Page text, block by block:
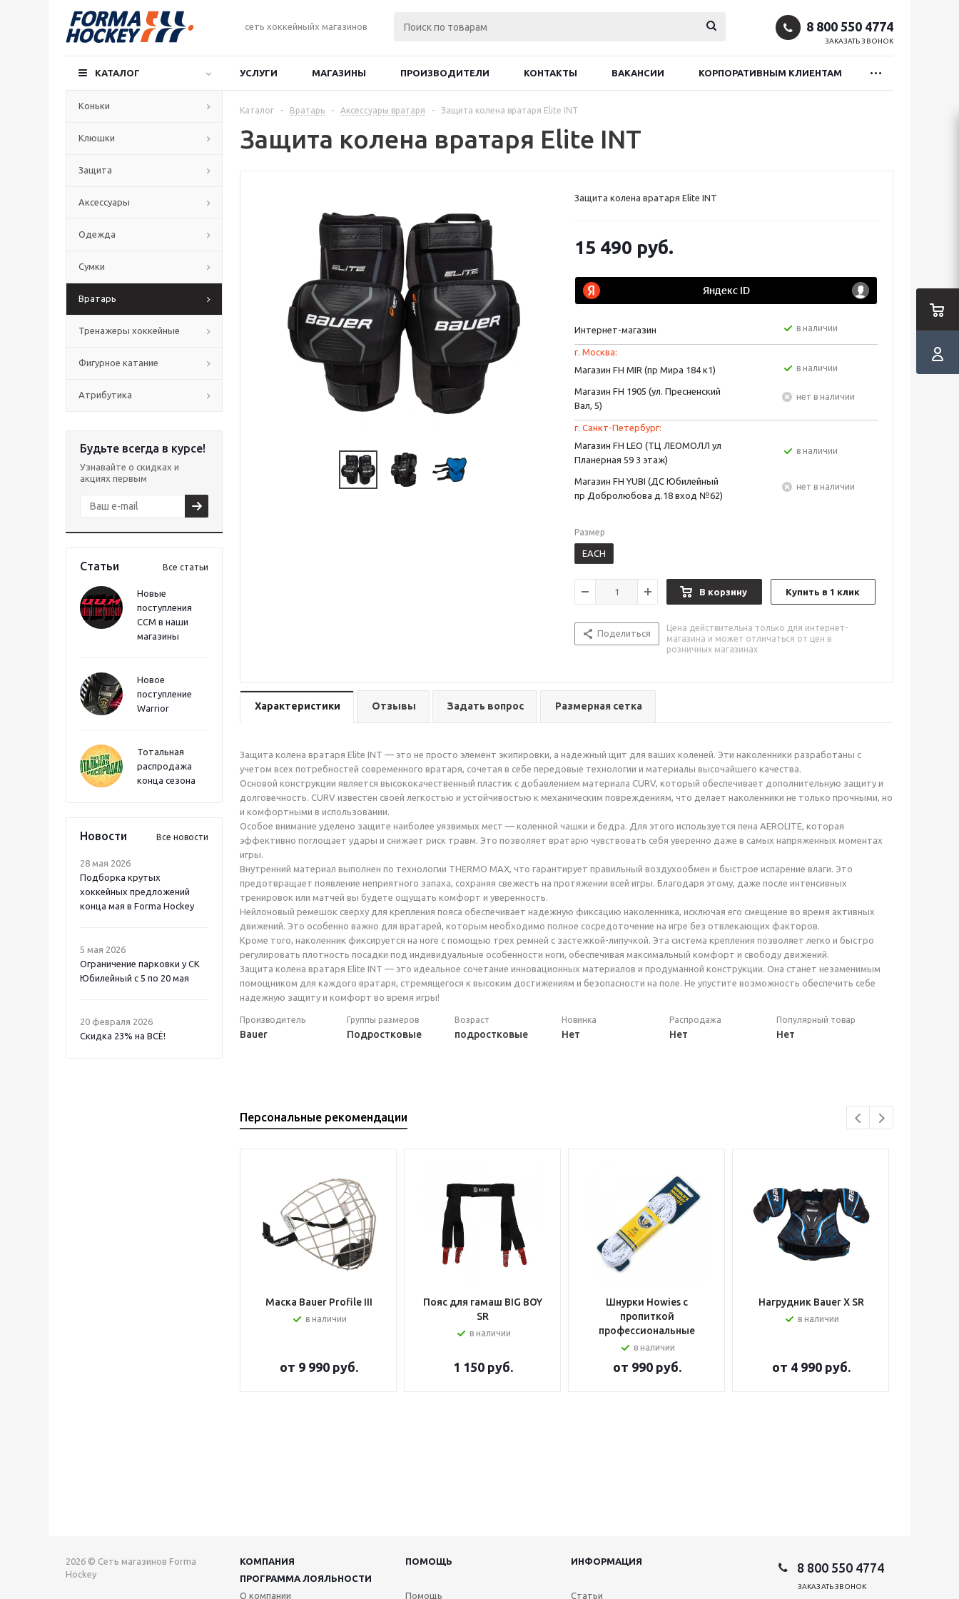
сеть хоккейныйх магазинов 8 800 550 4774
ЗАКАЗАТЬ ЗВОНОК
КАТАЛОГ УСЛУГИ МАГАЗИНЫ ПРОИЗВОДИТЕЛИ КОНТАКТЫ ВАКАНСИИ КОРПОРАТИВНЫМ КЛИЕНТАМ
Коньки
Клюшки
Защита
Аксессуары
Одежда
Сумки
Вратарь
Тренажеры хоккейные
Фигурное катание
Атрибутика
Будьте всегда в курсе!
Узнавайте о скидках и
акциях первым
Статьи Все статьи
Новые
поступления
CCM в наши
магазины
Новое
поступление
Warrior
Тотальная
распродажа
конца сезона
Новости Все новости
28 мая 2026
Подборка крутых
хоккейных предложений
конца мая в Forma Hockey
5 мая 2026
Ограничение парковки у СК
Юбилейный с 5 по 20 мая
20 февраля 2026
Скидка 23% на ВСË!
Каталог - Вратарь - Аксессуары вратаря - Защита колена вратаря Elite INT
Защита колена вратаря Elite INT
Защита колена вратаря Elite INT
15 490 руб.
Интернет-магазин в наличии
г. Москва:
Магазин FH MIR (пр Мира 184 к1)
в наличии
Магазин FH 1905 (ул. Пресненский
Вал, 5)
Нет в наличии
г. Санкт-Петербург:
Магазин FH LEO (ТЦ ЛЕОМОЛЛ ул
Планерная 59 3 этаж)
в наличии
Магазин FH YUBI (ДС Юбилейный
пр Добролюбова д.18 вход №62)
Нет в наличии
Размер
EACH
В корзину Купить в 1 клик
Поделиться
Цена действительна только для интернет-
магазина и может отличаться от цен в
розничных магазинах
Характеристики Отзывы Задать вопрос Размерная сетка
Защита колена вратаря Elite INT — это не просто элемент экипировки, а надежный щит для ваших коленей. Эти наколенники разработаны с
учетом всех потребностей современного вратаря, сочетая в себе передовые технологии и материалы высочайшего качества.
Основой конструкции является высококачественный пластик с добавлением материала CURV, который обеспечивает дополнительную защиту и
долговечность. CURV известен своей легкостью и устойчивостью к механическим повреждениям, что делает наколенники не только прочными, но
и комфортными в использовании.
Особое внимание уделено защите наиболее уязвимых мест — коленной чашки и бедра. Для этого используется пена AEROLITE, которая
эффективно поглощает удары и снижает риск травм. Это позволяет вратарю чувствовать себя уверенно даже в самых напряженных моментах
игры.
Внутренний материал выполнен по технологии THERMO MAX, что гарантирует правильный воздухообмен и быстрое испарение влаги. Это
предотвращает появление неприятного запаха, сохраняя свежесть на протяжении всей игры. Благодаря этому, даже после интенсивных
тренировок или матчей вы будете ощущать комфорт и уверенность.
Нейлоновый ремешок сверху для крепления пояса обеспечивает надежную фиксацию наколенника, исключая его смещение во время активных
движений. Это особенно важно для вратарей, которым необходимо полное сосредоточение на игре без отвлекающих факторов.
Кроме того, наколенник фиксируется на ноге с помощью трех ремней с застежкой-липучкой. Эта система крепления позволяет легко и быстро
регулировать плотность посадки под индивидуальные особенности ноги, обеспечивая максимальный комфорт и свободу движений.
Защита колена вратаря Elite INT — это идеальное сочетание инновационных материалов и продуманной конструкции. Она станет незаменимым
помощником для каждого вратаря, стремящегося к высоким достижениям и безопасности на поле. Не упустите возможность обеспечить себе
надежную защиту и комфорт во время игры!
Производитель
Bauer
Группы размеров
Подростковые
Возраст
подростковые
Новинка
Нет
Распродажа
Нет
Популярный товар
Нет
Персональные рекомендации
Маска Bauer Profile III
в наличии
от 9 990 руб.
Пояс для гамаш BIG BOY
SR
в наличии
1 150руб.
Шнурки Howies с
пропиткой
профессиональные
в наличии
от 990 руб.
Нагрудник Bauer X SR
в наличии
от 4 990 руб.
2026 © Сеть магазинов Forma
Hockey
КОМПАНИЯ ПОМОЩЬ
ИНФОРМАЦИЯ
ПРОГРАММА ЛОЯЛЬНОСТИ
О компании
Помощь Статьи
8 800 550 4774
ЗАКАЗАТЬ ЗВОНОК